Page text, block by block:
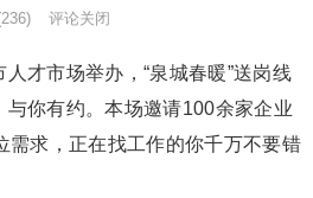
评论关闭
才市场举办，“泉城春暖”送岗线
与你有约。本场邀请100余家企业
需求，正在找工作的你千万不要错